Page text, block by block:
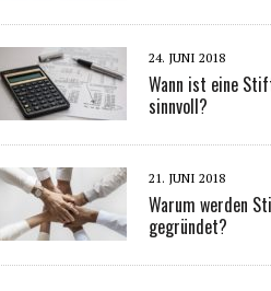
24. JUNI 2018
Wann ist eine
sinnvoll?
21. JUNI 2018
Warum werden
gegründet?